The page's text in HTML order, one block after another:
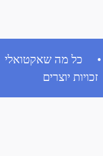
כל מה שאקטואלי
זכויות יוצרים